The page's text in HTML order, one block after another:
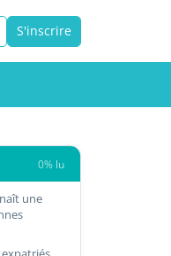
S'inscrire
0% lu
une